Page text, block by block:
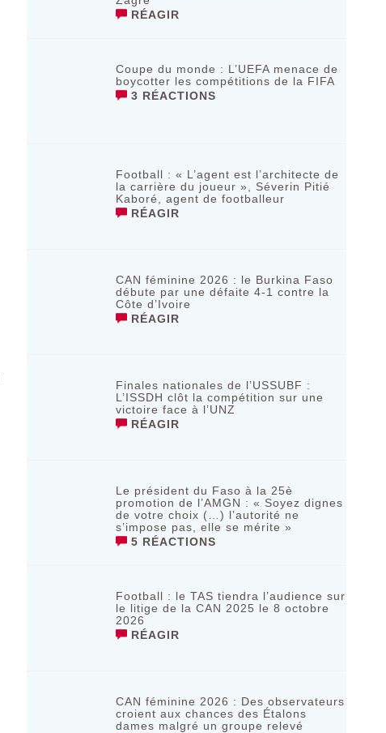
RÉAGIR
Coupe du monde : L’UEFA menace de
boycotter les compétitions de la FIFA
3 RÉACTIONS
Football : « L’agent est l’architecte de
la carrière du joueur », Séverin Pitié
Kaboré, agent de footballeur
RÉAGIR
CAN féminine 2026 : le Burkina Faso
débute par une défaite 4-1 contre la
Côte d’Ivoire
RÉAGIR
Finales nationales de l’USSUBF :
L’ISSDH clôt la compétition sur une
victoire face à l’UNZ
RÉAGIR
Le président du Faso à la 25è
promotion de l’AMGN : « Soyez dignes
de votre choix (…) l’autorité ne
s’impose pas, elle se mérite »
5 RÉACTIONS
Football : le TAS tiendra l’audience sur
le litige de la CAN 2025 le 8 octobre
2026
RÉAGIR
CAN féminine 2026 : Des observateurs
croient aux chances des Étalons
dames malgré un groupe relevé